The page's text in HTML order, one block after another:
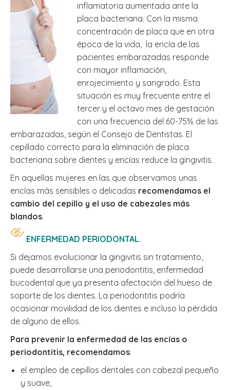
inflamatoria aumentada ante la
placa bacteriana. Con la misma
concentración de placa que en otra
época de la vida, la encía de las
pacientes embarazadas responde
con mayor inflamación,
enrojecimiento y sangrado. Esta
situación es muy frecuente entre el
tercer y el octavo mes de gestación
con una frecuencia del 60-75% de las
embarazadas, según el Consejo de Dentistas. El
cepillado correcto para la eliminación de placa
bacteriana sobre dientes y encías reduce la gingivitis.
En aquellas mujeres en las que observamos unas
encías más sensibles o delicadas recomendamos el
cambio del cepillo y el uso de cabezales más
blandos.
ENFERMEDAD PERIODONTAL.
Si dejamos evolucionar la gingivitis sin tratamiento,
puede desarrollarse una periodontitis, enfermedad
bucodental que ya presenta afectación del hueso de
soporte de los dientes. La periodontitis podría
ocasionar movilidad de los dientes e incluso la pérdida
de alguno de ellos.
Para prevenir la enfermedad de las encías o
periodontitis, recomendamos:
el empleo de cepillos dentales con cabezal pequeño
y suave,